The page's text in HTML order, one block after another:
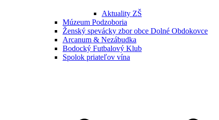
Aktuality ZŠ
Múzeum Podzoboria
Ženský spevácky zbor obce Dolné Obdokovce
Arcanum & Nezábudka
Bodocký Futbalový Klub
Spolok priateľov vína